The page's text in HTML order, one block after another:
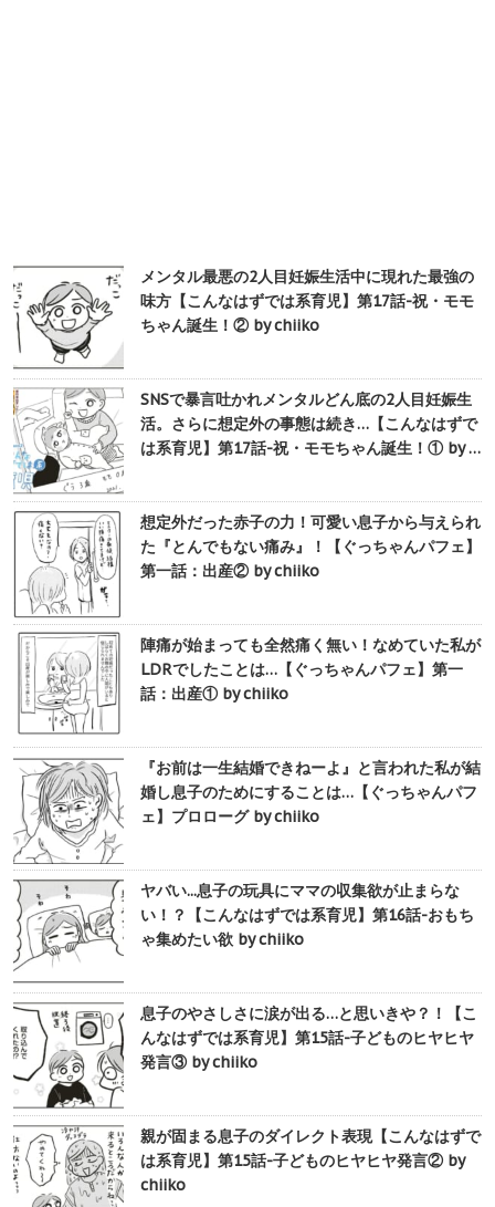
メンタル最悪の2人目妊娠生活中に現れた最強の
味方【こんなはずでは系育児】第17話-祝・モモ
ちゃん誕生！② by chiiko
SNSで暴言吐かれメンタルどん底の2人目妊娠生
活。さらに想定外の事態は続き…【こんなはずで
は系育児】第17話-祝・モモちゃん誕生！① by …
想定外だった赤子の力！可愛い息子から与えられ
た『とんでもない痛み』！【ぐっちゃんパフェ】
第一話：出産② by chiiko
陣痛が始まっても全然痛く無い！なめていた私が
LDRでしたことは…【ぐっちゃんパフェ】第一
話：出産① by chiiko
『お前は一生結婚できねーよ』と言われた私が結
婚し息子のためにすることは…【ぐっちゃんパフ
ェ】プロローグ by chiiko
ヤバい...息子の玩具にママの収集欲が止まらな
い！？【こんなはずでは系育児】第16話-おもち
ゃ集めたい欲 by chiiko
息子のやさしさに涙が出る…と思いきや？！【こ
んなはずでは系育児】第15話-子どものヒヤヒヤ
発言③ by chiiko
親が固まる息子のダイレクト表現【こんなはずで
は系育児】第15話-子どものヒヤヒヤ発言② by
chiiko